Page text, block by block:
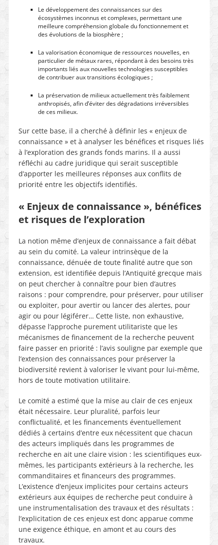
Le développement des connaissances sur des
écosystèmes inconnus et complexes, permettant une
meilleure compréhension globale du fonctionnement et
des évolutions de la biosphère ;
La valorisation économique de ressources nouvelles, en
particulier de métaux rares, répondant à des besoins très
importants liés aux nouvelles technologies susceptibles
de contribuer aux transitions écologiques ;
La préservation de milieux actuellement très faiblement
anthropisés, afin d’éviter des dégradations irréversibles
de ces milieux.
Sur cette base, il a cherché à définir les « enjeux de
connaissance » et à analyser les bénéfices et risques liés
à l’exploration des grands fonds marins. Il a aussi
réfléchi au cadre juridique qui serait susceptible
d’apporter les meilleures réponses aux conflits de
priorité entre les objectifs identifiés.
« Enjeux de connaissance », bénéfices
et risques de l’exploration
La notion même d’enjeux de connaissance a fait débat
au sein du comité. La valeur intrinsèque de la
connaissance, dénuée de toute finalité autre que son
extension, est identifiée depuis l’Antiquité grecque mais
on peut chercher à connaître pour bien d’autres
raisons : pour comprendre, pour préserver, pour utiliser
ou exploiter, pour avertir ou lancer des alertes, pour
agir ou pour légiférer… Cette liste, non exhaustive,
dépasse l’approche purement utilitariste que les
mécanismes de financement de la recherche peuvent
faire passer en priorité : l’avis souligne par exemple que
l’extension des connaissances pour préserver la
biodiversité revient à valoriser le vivant pour lui-même,
hors de toute motivation utilitaire.
Le comité a estimé que la mise au clair de ces enjeux
était nécessaire. Leur pluralité, parfois leur
conflictualité, et les financements éventuellement
dédiés à certains d’entre eux nécessitent que chacun
des acteurs impliqués dans les programmes de
recherche en ait une claire vision : les scientifiques eux-
mêmes, les participants extérieurs à la recherche, les
commanditaires et financeurs des programmes.
L’existence d’enjeux implicites pour certains acteurs
extérieurs aux équipes de recherche peut conduire à
une instrumentalisation des travaux et des résultats :
l’explicitation de ces enjeux est donc apparue comme
une exigence éthique, en amont et au cours des
travaux.